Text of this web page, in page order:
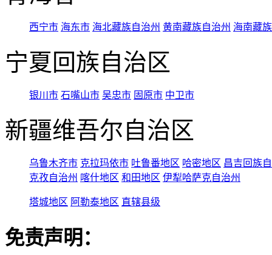
西宁市 海东市 海北藏族自治州 黄南藏族自治州 海南藏
宁夏回族自治区
银川市 石嘴山市 吴忠市 固原市 中卫市
新疆维吾尔自治区
乌鲁木齐市 克拉玛依市 吐鲁番地区 哈密地区 昌吉回族
克孜自治州 喀什地区 和田地区 伊犁哈萨克自治州
塔城地区 阿勒泰地区 直辖县级
免责声明：